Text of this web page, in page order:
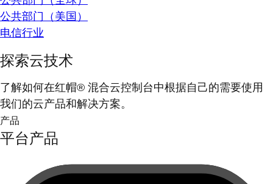
公共部门（美国）
电信行业
探索云技术
了解如何在红帽® 混合云控制台中根据自己的需要使用
我们的云产品和解决方案。
产品
平台产品